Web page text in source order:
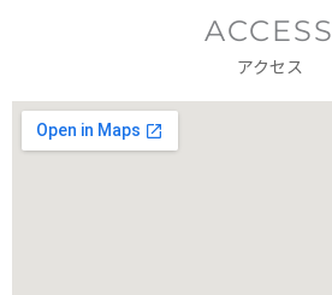
ACCESS
アクセス